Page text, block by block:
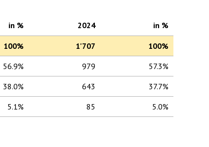
in % 2024 in %
100% 1'707 100%
56.9% 979 57.3%
38.0% 643 37.7%
5.1% 85 5.0%